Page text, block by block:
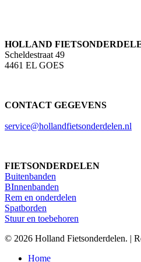
HOLLAND
Scheldestraat 49
4461 EL GOES
CONTACT GEGEVENS
service@hollandfietsonderdelen.nl
FIETSONDERDELEN
Buitenbanden
BInnenbanden
Rem en onderdelen
Spatborden
Stuur en toebehoren
© 2026 Holland Fietsonderdelen. |
Close
Home